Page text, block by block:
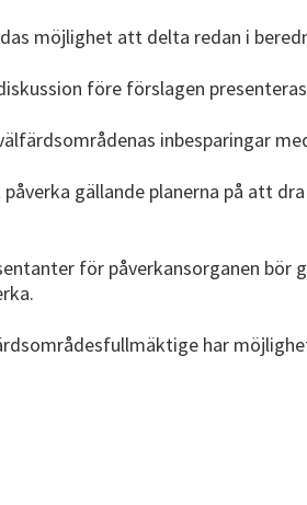
möjlighet att delta redan i
före förslagen
inbesparingar
gällande planerna på att
för påverkansorganen
har